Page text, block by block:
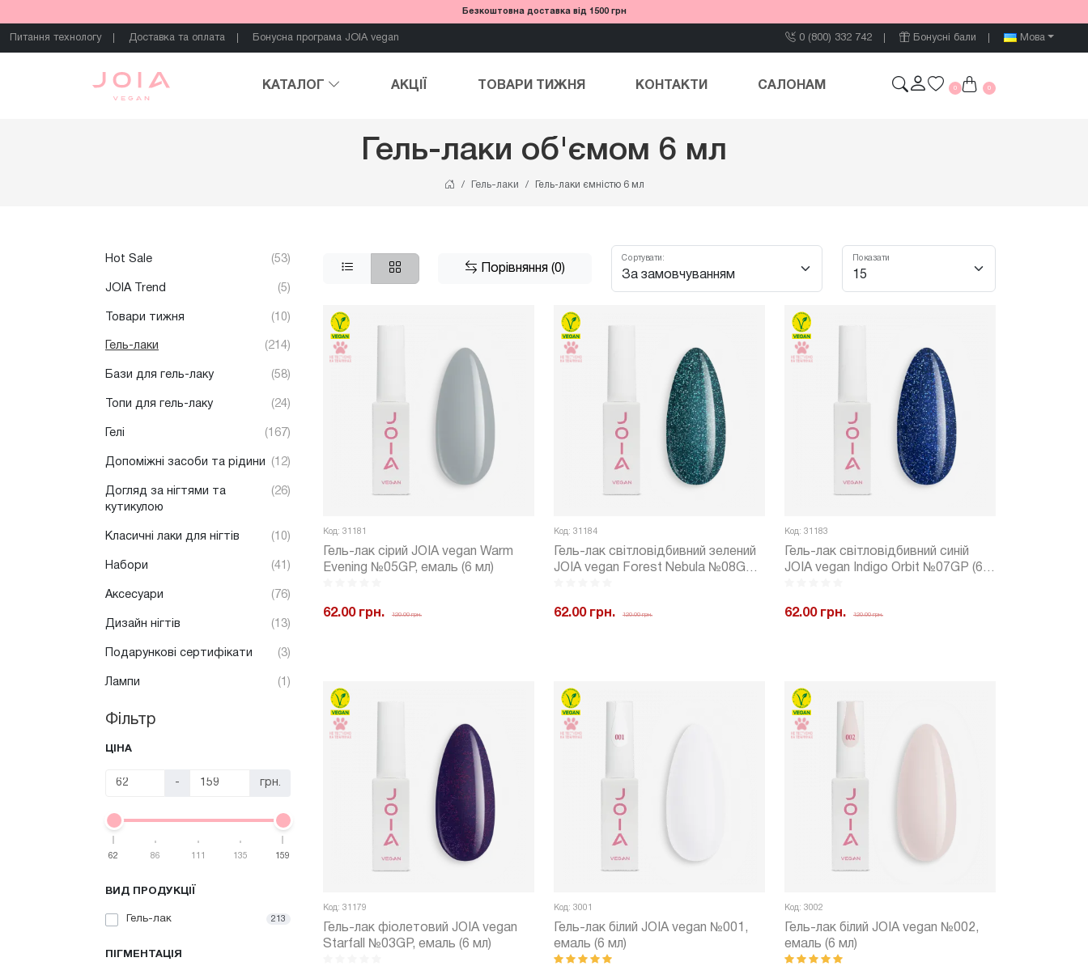
Безкоштовна доставка від 1500 грн
Питання технологу Доставка та оплата Бонусна програма JOIA vegan 0 (800) 332 742 Бонусні бали Мова
КАТАЛОГ АКЦІЇ ТОВАРИ ТИЖНЯ КОНТАКТИ САЛОНАМ 0 0
Гель-лаки об'ємом 6 мл
Гель-лаки Гель-лаки ємністю 6 мл
Hot Sale (53)
JOIA Trend (5)
Товари тижня (10)
Гель-лаки (214)
Бази для гель-лаку (58)
Топи для гель-лаку (24)
Гелі (167)
Допоміжні засоби та рідини (12)
Догляд за нігтями та
кутикулою
(26)
Класичні лаки для нігтів (10)
Набори (41)
Аксесуари (76)
Дизайн нігтів (13)
Подарункові сертифікати (3)
Лампи (1)
Фільтр
ЦІНА
- грн.
62 86 111 135 159
ВИД ПРОДУКЦІЇ
Гель-лак 213
ПІГМЕНТАЦІЯ
Порівняння (0)
Сортувати: Показати
Код: 31181
Гель-лак сірий JOIA vegan Warm
Evening №05GP, емаль (6 мл)
62.00 грн. 120.00 грн.
Код: 31184
Гель-лак світловідбивний зелений
JOIA vegan Forest Nebula №08GP
62.00 грн. 120.00 грн.
Код: 31183
Гель-лак світловідбивний синій
JOIA vegan Indigo Orbit №07GP (6
62.00 грн. 120.00 грн.
Код: 31179
Гель-лак фіолетовий JOIA vegan
Starfall №03GP, емаль (6 мл)
Код: 3001
Гель-лак білий JOIA vegan №001,
емаль (6 мл)
Код: 3002
Гель-лак білий JOIA vegan №002,
емаль (6 мл)